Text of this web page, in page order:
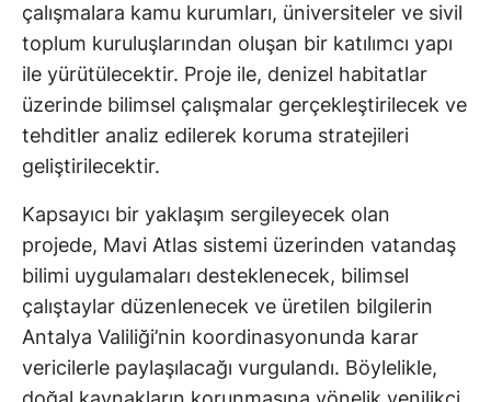
çalışmalara kamu kurumları, üniversiteler ve sivil
toplum kuruluşlarından oluşan bir katılımcı yapı
ile yürütülecektir. Proje ile, denizel habitatlar
üzerinde bilimsel çalışmalar gerçekleştirilecek ve
tehditler analiz edilerek koruma stratejileri
geliştirilecektir.
Kapsayıcı bir yaklaşım sergileyecek olan
projede, Mavi Atlas sistemi üzerinden vatandaş
bilimi uygulamaları desteklenecek, bilimsel
çalıştaylar düzenlenecek ve üretilen bilgilerin
Antalya Valiliği’nin koordinasyonunda karar
vericilerle paylaşılacağı vurgulandı. Böylelikle,